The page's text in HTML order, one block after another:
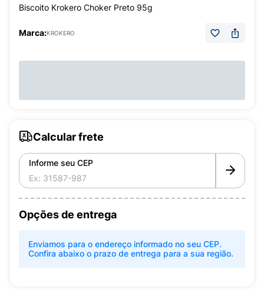
Biscoito Krokero Choker Preto 95g
Marca:KROKERO
Calcular frete
Informe seu CEP
Opções de entrega
Enviamos para o endereço informado no seu CEP.
Confira abaixo o prazo de entrega para a sua região.